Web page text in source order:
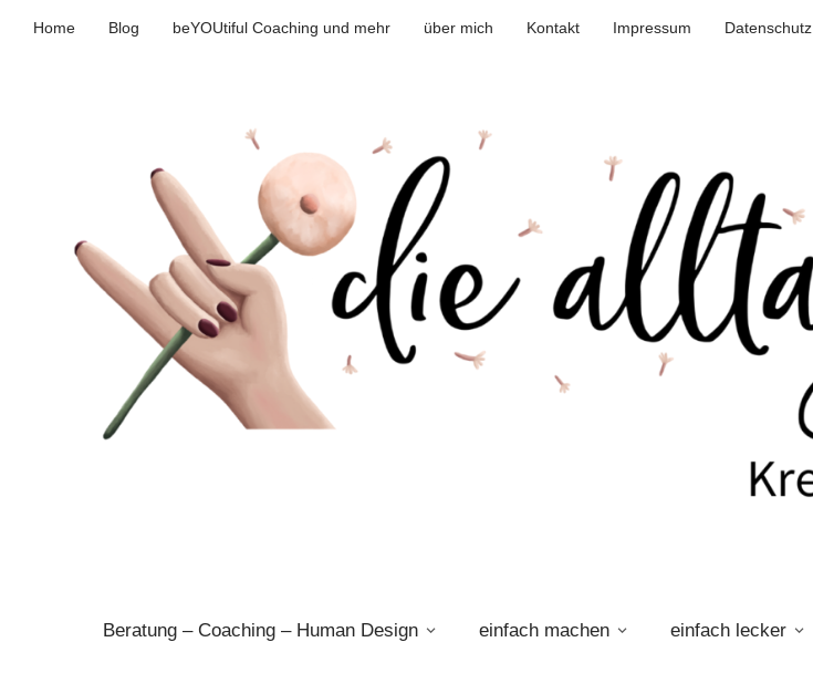
Home Blog beYOUtiful Coaching und mehr über mich Kontakt Impressum Datenschutz
Beratung – Coaching – Human Design einfach machen einfach lecker